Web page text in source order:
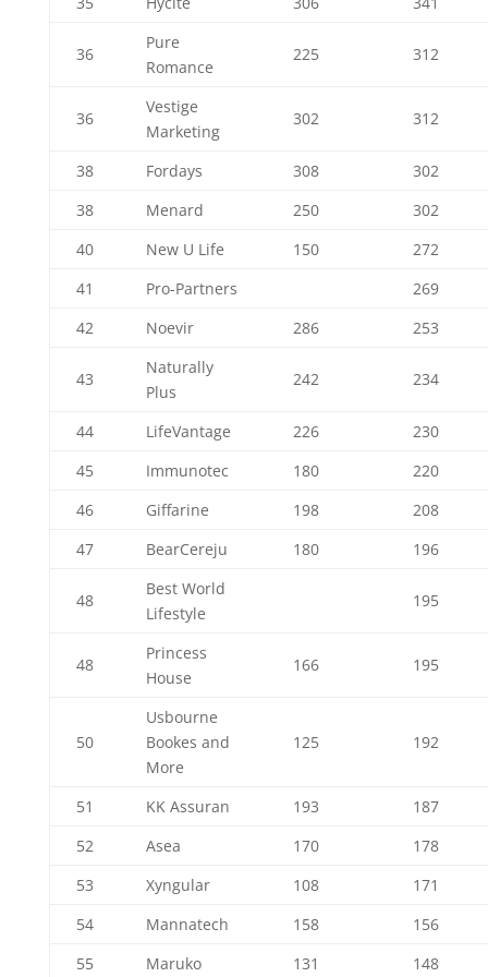
36
Pure
Romance
225 312
36
Vestige
Marketing
302 312
38 Fordays 308
302
38
Menard 250
302
40
New U Life 150
272
41
Pro-Partners
269
42
Noevir 286 253
43
Naturally
Plus
242 234
44 LifeVantage 226
230
45
Immunotec 180
220
46
Giffarine 198
208
47
BearCereju 180 196
48
Best World
Lifestyle
195
48
Princess
House
166 195
50
Usbourne
Bookes and
More
125 192
51 KK Assuran 193
187
52
Asea 170
178
53
Xyngular 108
171
54
Mannatech 158
156
55
Maruko 131 148